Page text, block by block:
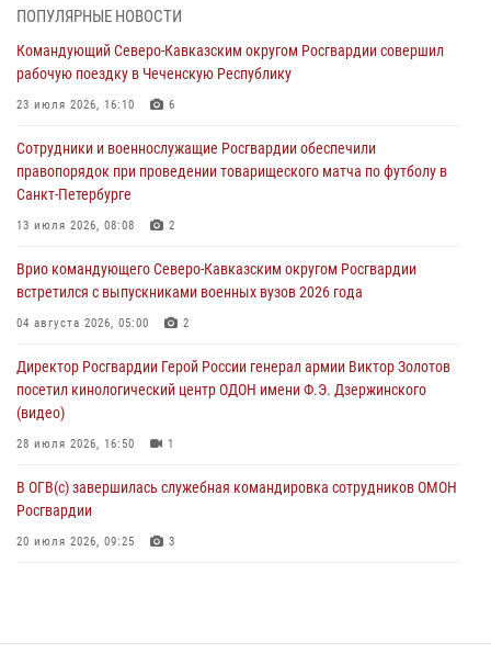
Росгвардии (видео)
07 августа 2026, 12:20
выпуска «Легенды армии с Александром Маршалом»
07 августа 2026, 12:00
Представители ФСБ России по Уральскому округу Росгвардии и
Кузнецова
07 августа 2026, 12:00
Смольного собора в Санкт-Петербурге (видео)
3 1
ПОПУЛЯРНЫЕ НОВОСТИ
Командующий Северо-Кавказским округом Росгвардии совершил
рабочую поездку в Чеченскую Республику
23 июля 2026, 16:10 6
Сотрудники и военнослужащие Росгвардии обеспечили
правопорядок при проведении товарищеского матча по футболу в
Санкт-Петербурге
13 июля 2026, 08:08 2
Врио командующего Северо-Кавказским округом Росгвардии
встретился с выпускниками военных вузов 2026 года
04 августа 2026, 05:00 2
Директор Росгвардии Герой России генерал армии Виктор Золотов
посетил кинологический центр ОДОН имени Ф.Э. Дзержинского
(видео)
28 июля 2026, 16:50 1
В ОГВ(с) завершилась служебная командировка сотрудников ОМОН
Росгвардии
20 июля 2026, 09:25 3